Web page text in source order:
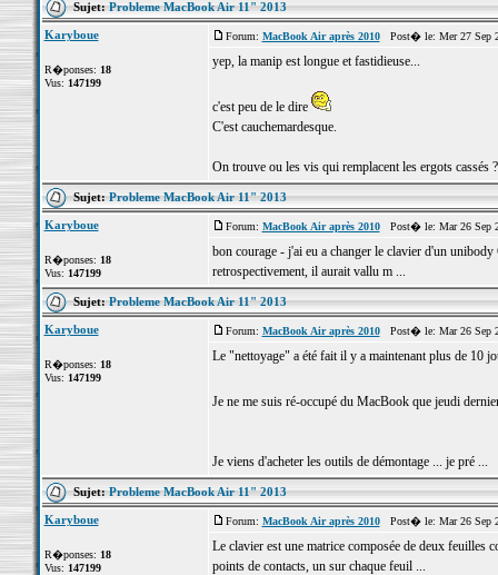
Sujet:Probleme MacBook Air 11" 2013
Karyboue
R�ponses: 18
Vus: 147199
Forum: MacBook Air après 2010Post� le: Mer 27 Sep
yep, la manip est longue et fastidieuse...
c'est peu de le dire
C'est cauchemardesque.
On trouve ou les vis qui remplacent les ergots cassés ?
Sujet:Probleme MacBook Air 11" 2013
Karyboue
R�ponses: 18
Vus: 147199
Forum: MacBook Air après 2010Post� le: Mar 26 Sep
bon courage - j'ai eu a changer le clavier d'un
retrospectivement, il aurait vallu m ...
Sujet:Probleme MacBook Air 11" 2013
Karyboue
R�ponses: 18
Vus: 147199
Forum: MacBook Air après 2010Post� le: Mar 26 Sep
Le "nettoyage" a été fait il y a maintenant plus de 10
Je ne me suis ré-occupé du MacBook que jeudi
Je viens d'acheter les outils de démontage ... je pré ...
Sujet:Probleme MacBook Air 11" 2013
Karyboue
R�ponses: 18
Vus: 147199
Forum: MacBook Air après 2010Post� le: Mar 26 Sep
Le clavier est une matrice composée de deux feuilles
points de contacts, un sur chaque feuil ...